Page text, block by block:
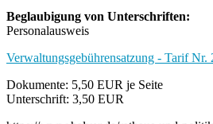
Beglaubigung von Unterschriften:
Personalausweis
Verwaltungsgebührensatzung - Tarif Nr.
Dokumente: 5,50 EUR je Seite
Unterschrift: 3,50 EUR